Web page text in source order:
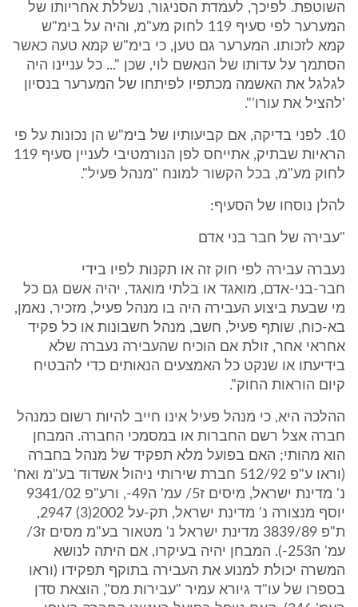
השוטפת. לפיכך, לעמדת הסניגור, נשללת אחריותו של
המערער לפי סעיף 119 לחוק מע"מ, והיה על בימ"ש
קמא לזכותו. המערער גם טען, כי בימ"ש קמא טעה כאשר
הסתמך על עדותו של הנאשם לוי, שכן "... כל עניינו היה
לגלגל את האשמה מכתפיו לפיתחו של המערער בנסיון
'להציל את עורו'".
10. לפני בדיקה, אם קביעותיו של בימ"ש הן נכונות על פי
הראיות שבתיק, אתייחס לפן הנורמטיבי לעניין סעיף 119
לחוק מע"מ, בכל הקשור למונח "מנהל פעיל".
להלן נוסחו של הסעיף:
"עבירה של חבר בני אדם
נעברה עבירה לפי חוק זה או תקנות לפיו בידי
חבר-בני-אדם, מואגד או בלתי מואגד, יהיה אשם גם כל
מי שבעת ביצוע העבירה היה בו מנהל פעיל, מזכיר, נאמן,
בא-כוח, שותף פעיל, חשב, מנהל חשבונות או כל פקיד
אחראי אחר, זולת אם הוכיח שהעבירה נעברה שלא
בידיעתו או שנקט כל האמצעים הנאותים כדי להבטיח
קיום הוראות החוק".
ההלכה היא, כי מנהל פעיל אינו חייב להיות רשום כמנהל
חברה אצל רשם החברות או במסמכי החברה. המבחן
הוא מהותי; האם בפועל מלא תפקיד של מנהל בחברה
(וראו ע"פ 512/92 חברת שירותי ניהול אשדוד בע"מ ואח'
נ' מדינת ישראל, מיסים ז5/ עמ' ה49-, ורע"פ 9341/02
יוסף מנצורה נ' מדינת ישראל, תק-על 2002(3) 2947,
ת"פ 3839/89 מדינת ישראל נ' מטאור בע"מ מסים ז3/
עמ' ה253-). המבחן יהיה בעיקרו, אם היתה לנושא
המשרה יכולת למנוע את העבירה בתוקף תפקידו (וראו
בספרו של עו"ד גיורא עמיר "עבירות מס", הוצאת סדן